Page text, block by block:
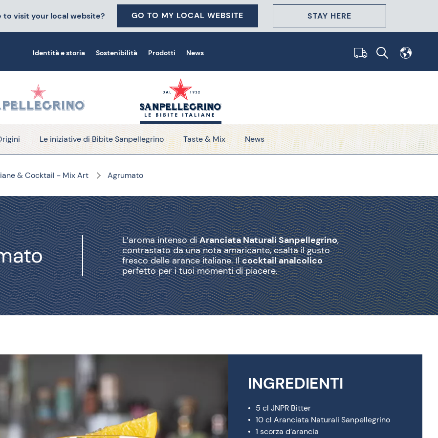
to visit your local website? GO TO MY LOCAL WEBSITE STAY HERE
Identità e storia Sostenibilità Prodotti News
Le iniziative di Bibite Sanpellegrino Taste & Mix News
& Cocktail - Mix Art Agrumato
L’aroma intenso diAranciata Naturali Sanpellegrino,
contrastato da una nota amaricante, esalta il gusto
fresco delle arance italiane. Ilcocktail analcolico
perfetto per i tuoi momenti di piacere.
INGREDIENTI
5 cl JNPR Bitter
10 cl Aranciata Naturali Sanpellegrino
1 scorza d’arancia